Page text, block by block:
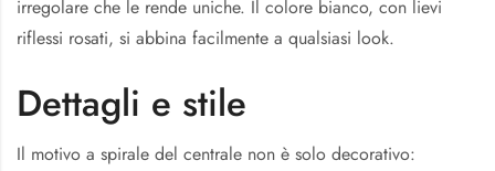
irregolare che le rende uniche. Il colore bianco, con lievi
riflessi rosati, si abbina facilmente a qualsiasi look.
Dettagli e stile
Il motivo a spirale del centrale non è solo decorativo: